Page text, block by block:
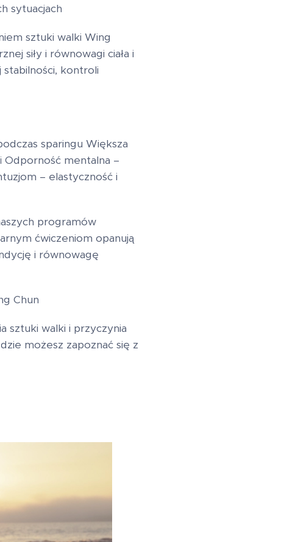
sytuacjach
sztuki walki Wing
siły i równowagi ciała i
kontroli
sparingu Większa
Odporność mentalna –
– elastyczność i
programów
ćwiczeniom opanują
i równowagę
Chun
sztuki walki i przyczynia
możesz zapoznać się z